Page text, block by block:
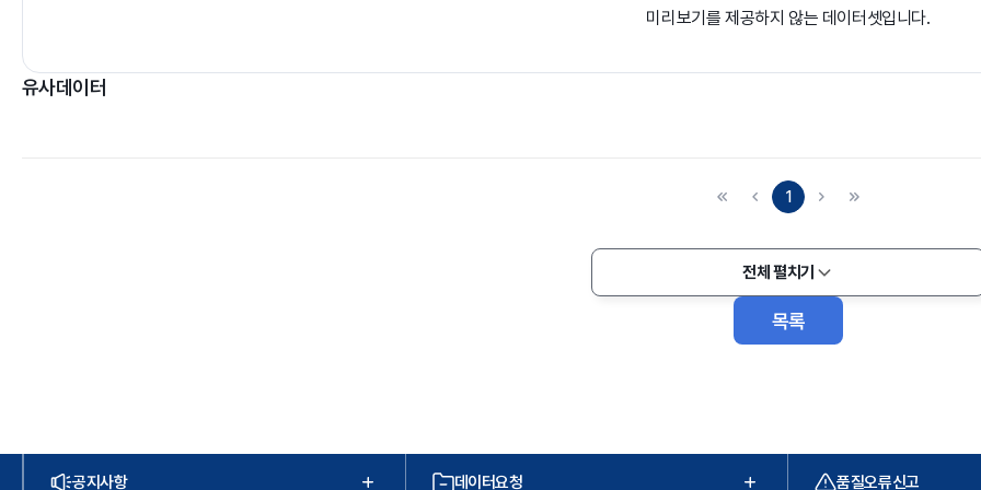
미리보기를 제공하지 않는 데이터셋입니다.
유사데이터
1
전체 펼치기
목록
공지사항 데이터요청 품질오류신고